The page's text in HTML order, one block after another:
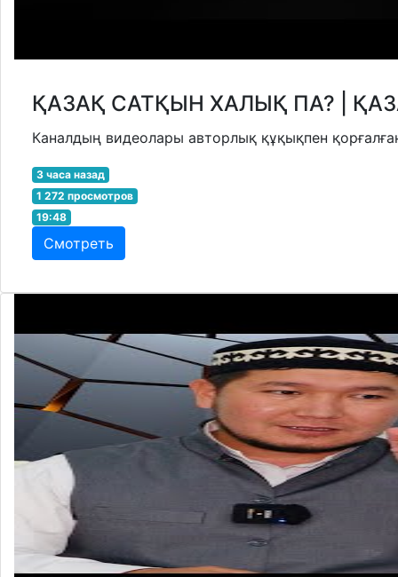
ҚАЗАҚ САТҚЫН ХАЛЫҚ ПА? |
Каналдың видеолары авторлық құқықпен
3 часа назад
1 272 просмотров
19:48
Смотреть